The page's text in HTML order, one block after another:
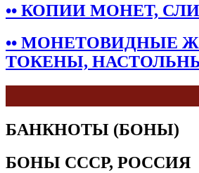
•• КОПИИ МОНЕТ,
•• МОНЕТОВИДНЫЕ
ТОКЕНЫ,
БАНКНОТЫ (БОНЫ)
БОНЫ СССР, РОССИЯ